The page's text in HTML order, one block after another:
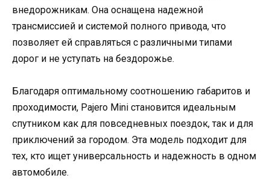
внедорожникам. Она оснащена надежной
трансмиссией и системой полного привода, что
позволяет ей справляться с различными типами
дорог и не уступать на бездорожье.
Благодаря оптимальному соотношению габаритов и
проходимости, Pajero Mini становится идеальным
спутником как для повседневных поездок, так и для
приключений за городом. Эта модель подходит для
тех, кто ищет универсальность и надежность в одном
автомобиле.